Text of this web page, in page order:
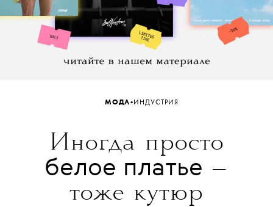
МОДА•ИНДУСТРИЯ
Иногда просто
белое платье —
тоже кутюр